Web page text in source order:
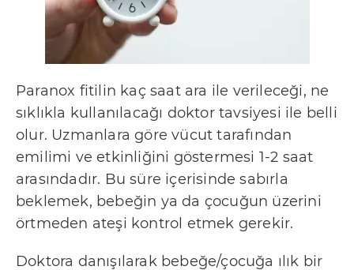
Paranox fitilin kaç saat ara ile verileceği, ne
sıklıkla kullanılacağı doktor tavsiyesi ile belli
olur. Uzmanlara göre vücut tarafından
emilimi ve etkinliğini göstermesi 1-2 saat
arasındadır. Bu süre içerisinde sabırla
beklemek, bebeğin ya da çocuğun üzerini
örtmeden ateşi kontrol etmek gerekir.
Doktora danışılarak bebeğe/çocuğa ılık bir